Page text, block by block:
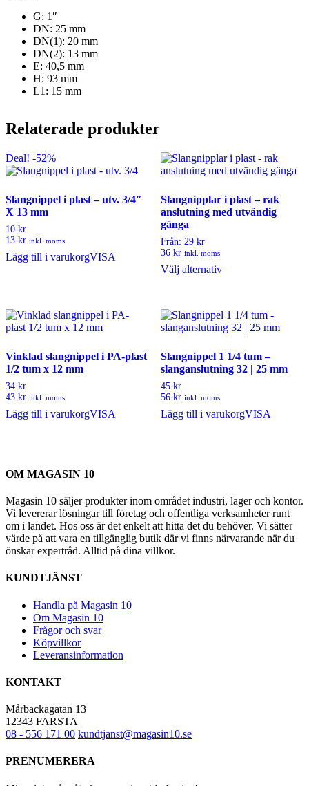
G: 1″
DN: 25 mm
DN(1): 20 mm
DN(2): 13 mm
E: 40,5 mm
H: 93 mm
L1: 15 mm
Relaterade produkter
Deal! -52%
Slangnippel i plast – utv. 3/4″
X 13 mm
10 kr
13 kr inkl. moms
Lägg till i varukorgVISA
Slangnipplar i plast – rak
anslutning med utvändig
gänga
Från: 29 kr
36 kr inkl. moms
Välj alternativDen
flera
varianter.
olika
alternativen
produktsidan
Vinklad slangnippel i PA-plast
1/2 tum x 12 mm
34 kr
43 kr inkl. moms
Lägg till i varukorgVISA
Slangnippel 1 1/4 tum –
slanganslutning 32 | 25 mm
45 kr
56 kr inkl. moms
Lägg till i varukorgVISA
OM MAGASIN 10
Magasin 10 säljer produkter inom området industri, lager och kontor.
Vi levererar lösningar till företag och offentliga verksamheter runt
om i landet. Hos oss är det enkelt att hitta det du behöver. Vi sätter
värde på att vara en tillgänglig butik där vi finns närvarande när du
önskar expertråd. Alltid på dina villkor.
KUNDTJÄNST
Handla på Magasin 10
Om Magasin 10
Frågor och svar
Köpvillkor
Leveransinformation
KONTAKT
Mårbackagatan 13
12343 FARSTA
08 - 556 171 00 kundtjanst@magasin10.se
PRENUMERERA